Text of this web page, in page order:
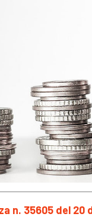
n. 35605 del 20